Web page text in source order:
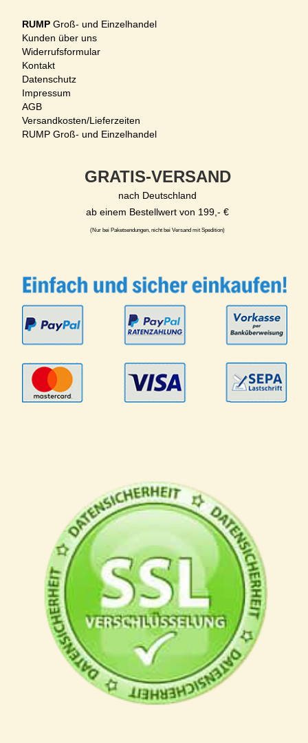
RUMP Groß- und Einzelhandel
Kunden über uns
Widerrufsformular
Kontakt
Datenschutz
Impressum
AGB
Versandkosten/Lieferzeiten
RUMP Groß- und Einzelhandel
GRATIS-VERSAND
nach Deutschland
ab einem Bestellwert von 199,- €
(Nur bei Paketsendungen, nicht bei Versand mit Spedition)